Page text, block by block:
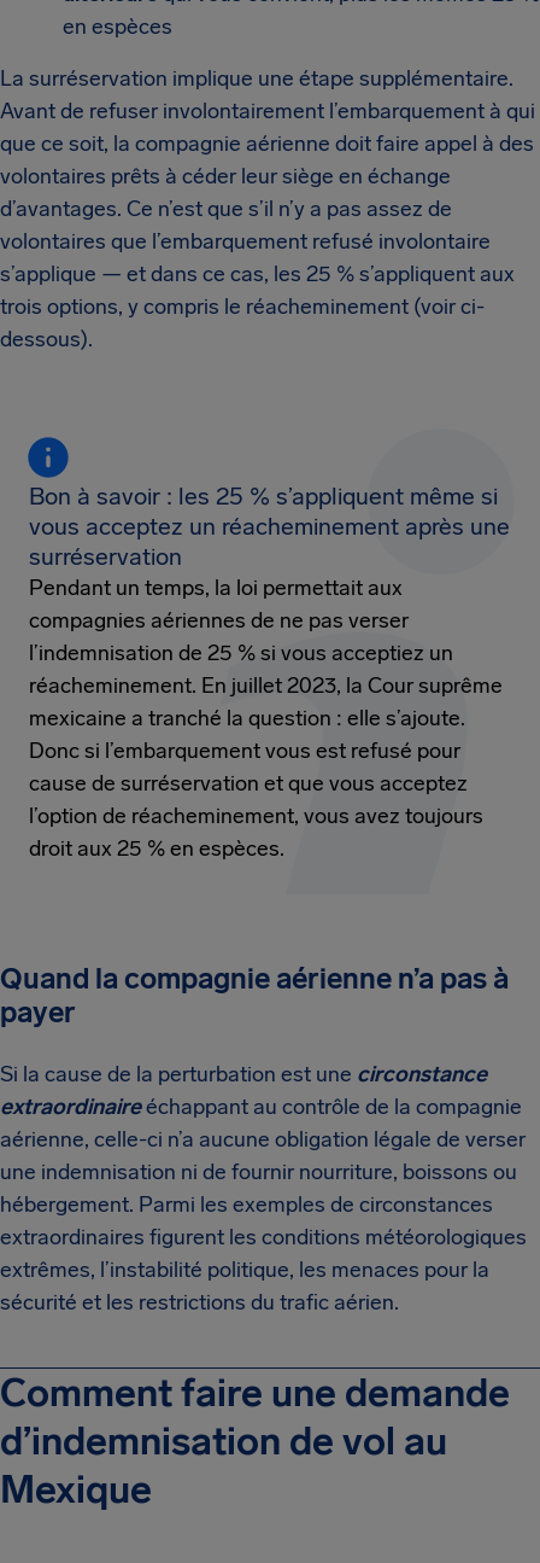
en espèces
La surréservation implique une étape supplémentaire.
Avant de refuser involontairement l’embarquement à qui
que ce soit, la compagnie aérienne doit faire appel à des
volontaires prêts à céder leur siège en échange
d’avantages. Ce n’est que s’il n’y a pas assez de
volontaires que l’embarquement refusé involontaire
s’applique — et dans ce cas, les 25 % s’appliquent aux
trois options, y compris le réacheminement (voir ci-
dessous).
Bon à savoir : les 25 % s’appliquent même si
vous acceptez un réacheminement après une
surréservation
Pendant un temps, la loi permettait aux
compagnies aériennes de ne pas verser
l’indemnisation de 25 % si vous acceptiez un
réacheminement. En juillet 2023, la Cour suprême
mexicaine a tranché la question : elle s’ajoute.
Donc si l’embarquement vous est refusé pour
cause de surréservation et que vous acceptez
l’option de réacheminement, vous avez toujours
droit aux 25 % en espèces.
Quand la compagnie aérienne n’a pas à
payer
Si la cause de la perturbation est une circonstance
extraordinaireéchappant au contrôle de la compagnie
aérienne, celle-ci n’a aucune obligation légale de verser
une indemnisation ni de fournir nourriture, boissons ou
hébergement. Parmi les exemples de circonstances
extraordinaires figurent les conditions météorologiques
extrêmes, l’instabilité politique, les menaces pour la
sécurité et les restrictions du trafic aérien.
Comment faire une demande
d’indemnisation de vol au
Mexique